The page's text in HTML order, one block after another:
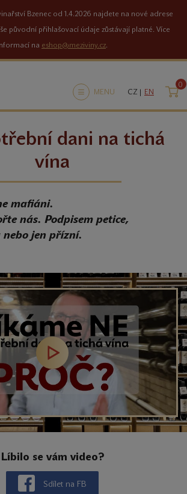
Bzenec od 1.4.2026 najdete na nové adrese
původní přihlašovací údaje zůstávají platné. Více
na eshop@meziviny.cz.
MENU CZ | EN
0
dani na tichá
vína
mafiáni.
nás. Podpisem petice,
nebo jen přízní.
Líbilo se vám video?
Sdílet na FB